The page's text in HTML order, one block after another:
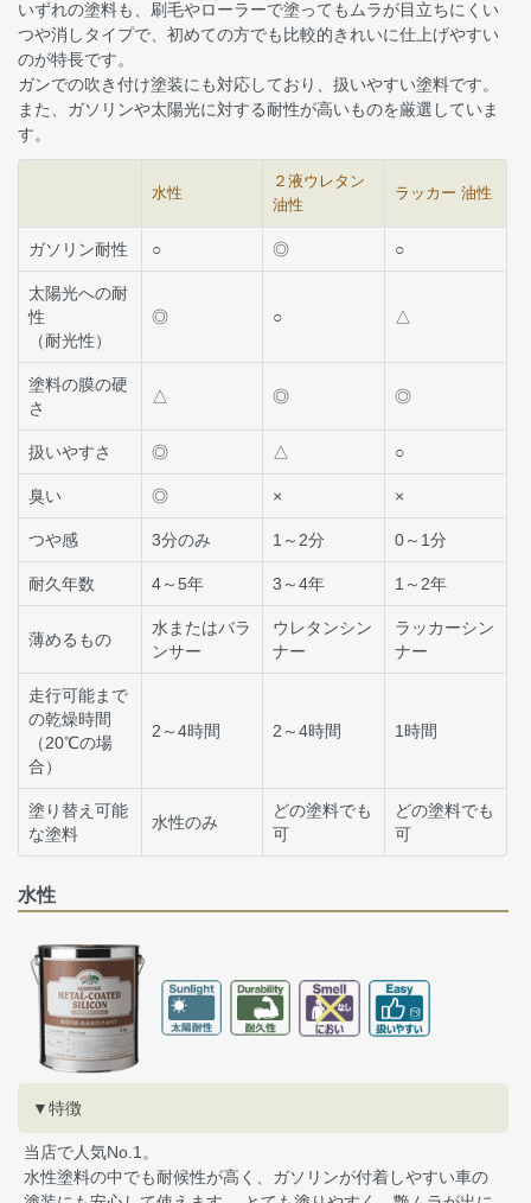
いずれの塗料も、刷毛やローラーで塗ってもムラが目立ちにくい
つや消しタイプで、初めての方でも比較的きれいに仕上げやすい
のが特長です。
ガンでの吹き付け塗装にも対応しており、扱いやすい塗料です。
また、ガソリンや太陽光に対する耐性が高いものを厳選していま
す。
水性
２液ウレタン
油性
ラッカー 油性
ガソリン耐性 ○ ◎ ○
太陽光への耐
性
（耐光性）
◎ ○ △
塗料の膜の硬
さ
△ ◎ ◎
扱いやすさ ◎ △ ○
臭い ◎ × ×
つや感 3分のみ 1～2分 0～1分
耐久年数 4～5年 3～4年 1～2年
薄めるもの
水またはバラ
ンサー
ウレタンシン
ナー
ラッカーシン
ナー
走行可能まで
の乾燥時間
（20℃の場
合）
2～4時間 2～4時間 1時間
塗り替え可能
な塗料
水性のみ
どの塗料でも
可
どの塗料でも
可
水性
▼特徴
当店で人気No.1。
水性塗料の中でも耐候性が高く、ガソリンが付着しやすい車の